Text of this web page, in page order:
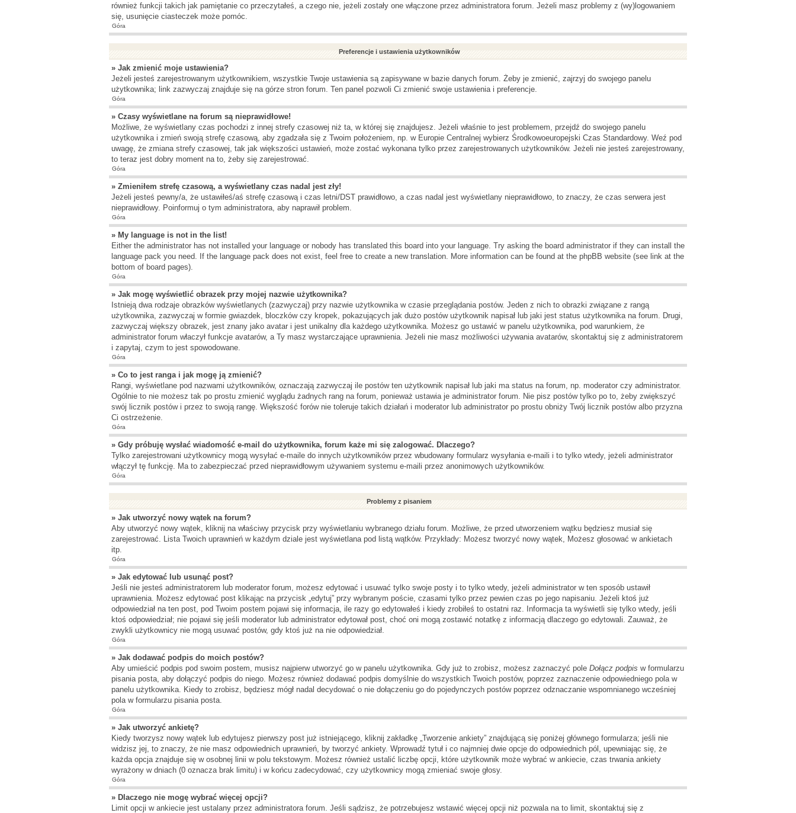
również funkcji takich jak pamiętanie co przeczytałeś, a czego nie, jeżeli zostały one włączone przez administratora forum. Jeżeli masz problemy z (wy)logowaniem
się, usunięcie ciasteczek może pomóc.
Góra
Preferencje i ustawienia użytkowników
» Jak zmienić moje ustawienia?
Jeżeli jesteś zarejestrowanym użytkownikiem, wszystkie Twoje ustawienia są zapisywane w bazie danych forum. Żeby je zmienić, zajrzyj do swojego panelu
użytkownika; link zazwyczaj znajduje się na górze stron forum. Ten panel pozwoli Ci zmienić swoje ustawienia i preferencje.
Góra
» Czasy wyświetlane na forum są nieprawidłowe!
Możliwe, że wyświetlany czas pochodzi z innej strefy czasowej niż ta, w której się znajdujesz. Jeżeli właśnie to jest problemem, przejdź do swojego panelu
użytkownika i zmień swoją strefę czasową, aby zgadzała się z Twoim położeniem, np. w Europie Centralnej wybierz Środkowoeuropejski Czas Standardowy. Weź pod
uwagę, że zmiana strefy czasowej, tak jak większości ustawień, może zostać wykonana tylko przez zarejestrowanych użytkowników. Jeżeli nie jesteś zarejestrowany,
to teraz jest dobry moment na to, żeby się zarejestrować.
Góra
» Zmieniłem strefę czasową, a wyświetlany czas nadal jest zły!
Jeżeli jesteś pewny/a, że ustawiłeś/aś strefę czasową i czas letni/DST prawidłowo, a czas nadal jest wyświetlany nieprawidłowo, to znaczy, że czas serwera jest
nieprawidłowy. Poinformuj o tym administratora, aby naprawił problem.
Góra
» My language is not in the list!
Either the administrator has not installed your language or nobody has translated this board into your language. Try asking the board administrator if they can install the
language pack you need. If the language pack does not exist, feel free to create a new translation. More information can be found at the phpBB website (see link at the
bottom of board pages).
Góra
» Jak mogę wyświetlić obrazek przy mojej nazwie użytkownika?
Istnieją dwa rodzaje obrazków wyświetlanych (zazwyczaj) przy nazwie użytkownika w czasie przeglądania postów. Jeden z nich to obrazki związane z rangą
użytkownika, zazwyczaj w formie gwiazdek, bloczków czy kropek, pokazujących jak dużo postów użytkownik napisał lub jaki jest status użytkownika na forum. Drugi,
zazwyczaj większy obrazek, jest znany jako avatar i jest unikalny dla każdego użytkownika. Możesz go ustawić w panelu użytkownika, pod warunkiem, że
administrator forum właczył funkcje avatarów, a Ty masz wystarczające uprawnienia. Jeżeli nie masz możliwości używania avatarów, skontaktuj się z administratorem
i zapytaj, czym to jest spowodowane.
Góra
» Co to jest ranga i jak mogę ją zmienić?
Rangi, wyświetlane pod nazwami użytkowników, oznaczają zazwyczaj ile postów ten użytkownik napisał lub jaki ma status na forum, np. moderator czy administrator.
Ogólnie to nie możesz tak po prostu zmienić wyglądu żadnych rang na forum, ponieważ ustawia je administrator forum. Nie pisz postów tylko po to, żeby zwiększyć
swój licznik postów i przez to swoją rangę. Większość forów nie toleruje takich działań i moderator lub administrator po prostu obniży Twój licznik postów albo przyzna
Ci ostrzeżenie.
Góra
» Gdy próbuję wysłać wiadomość e-mail do użytkownika, forum każe mi się zalogować. Dlaczego?
Tylko zarejestrowani użytkownicy mogą wysyłać e-maile do innych użytkowników przez wbudowany formularz wysyłania e-maili i to tylko wtedy, jeżeli administrator
włączył tę funkcję. Ma to zabezpieczać przed nieprawidłowym używaniem systemu e-maili przez anonimowych użytkowników.
Góra
Problemy z pisaniem
» Jak utworzyć nowy wątek na forum?
Aby utworzyć nowy wątek, kliknij na właściwy przycisk przy wyświetlaniu wybranego działu forum. Możliwe, że przed utworzeniem wątku będziesz musiał się
zarejestrować. Lista Twoich uprawnień w każdym dziale jest wyświetlana pod listą wątków. Przykłady: Możesz tworzyć nowy wątek, Możesz głosować w ankietach
itp.
Góra
» Jak edytować lub usunąć post?
Jeśli nie jesteś administratorem lub moderator forum, możesz edytować i usuwać tylko swoje posty i to tylko wtedy, jeżeli administrator w ten sposób ustawił
uprawnienia. Możesz edytować post klikając na przycisk „edytuj” przy wybranym poście, czasami tylko przez pewien czas po jego napisaniu. Jeżeli ktoś już
odpowiedział na ten post, pod Twoim postem pojawi się informacja, ile razy go edytowałeś i kiedy zrobiłeś to ostatni raz. Informacja ta wyświetli się tylko wtedy, jeśli
ktoś odpowiedział; nie pojawi się jeśli moderator lub administrator edytował post, choć oni mogą zostawić notatkę z informacją dlaczego go edytowali. Zauważ, że
zwykli użytkownicy nie mogą usuwać postów, gdy ktoś już na nie odpowiedział.
Góra
» Jak dodawać podpis do moich postów?
Aby umieścić podpis pod swoim postem, musisz najpierw utworzyć go w panelu użytkownika. Gdy już to zrobisz, możesz zaznaczyć pole Dołącz podpis w formularzu
pisania posta, aby dołączyć podpis do niego. Możesz również dodawać podpis domyślnie do wszystkich Twoich postów, poprzez zaznaczenie odpowiedniego pola w
panelu użytkownika. Kiedy to zrobisz, będziesz mógł nadal decydować o nie dołączeniu go do pojedynczych postów poprzez odznaczanie wspomnianego wcześniej
pola w formularzu pisania posta.
Góra
» Jak utworzyć ankietę?
Kiedy tworzysz nowy wątek lub edytujesz pierwszy post już istniejącego, kliknij zakładkę „Tworzenie ankiety” znajdującą się poniżej głównego formularza; jeśli nie
widzisz jej, to znaczy, że nie masz odpowiednich uprawnień, by tworzyć ankiety. Wprowadź tytuł i co najmniej dwie opcje do odpowiednich pól, upewniając się, że
każda opcja znajduje się w osobnej linii w polu tekstowym. Możesz również ustalić liczbę opcji, które użytkownik może wybrać w ankiecie, czas trwania ankiety
wyrażony w dniach (0 oznacza brak limitu) i w końcu zadecydować, czy użytkownicy mogą zmieniać swoje głosy.
Góra
» Dlaczego nie mogę wybrać więcej opcji?
Limit opcji w ankiecie jest ustalany przez administratora forum. Jeśli sądzisz, że potrzebujesz wstawić więcej opcji niż pozwala na to limit, skontaktuj się z